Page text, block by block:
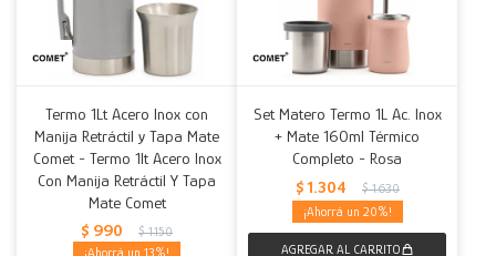
Termo 1Lt Acero Inox con
Manija Retráctil y Tapa Mate
Comet - Termo 1lt Acero Inox
Con Manija Retráctil Y Tapa
Mate Comet
$ 990 $ 1.150
13
Set Matero Termo 1L Ac. Inox
+ Mate 160ml Térmico
Completo - Rosa
$ 1.304 $ 1.630
20